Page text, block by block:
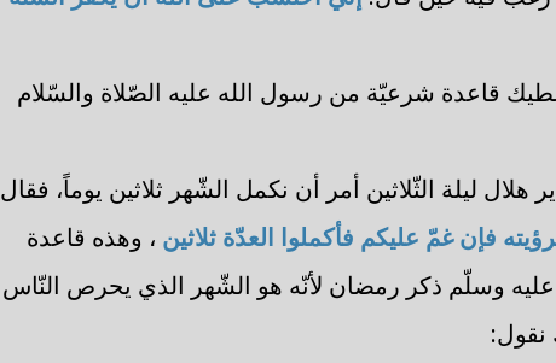
قاعدة شرعيّة من رسول الله عليه الصّلاة والسّلام
هلال ليلة الثّلاثين أمر أن نكمل الشّهر ثلاثين يوماً، فقال
فإن غمّ عليكم فأكملوا العدّة ثلاثين ، وهذه قاعدة
وسلّم ذكر رمضان لأنّه هو الشّهر الذي يحرص النّاس
نقول: